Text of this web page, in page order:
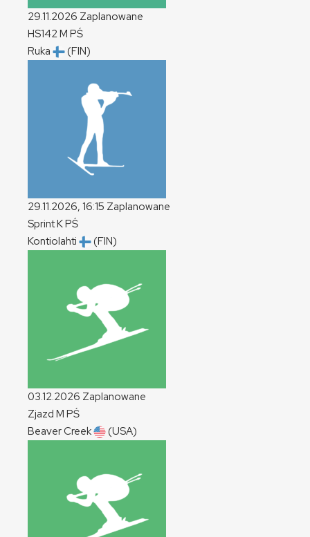
29.11.2026 Zaplanowane
HS142M PŚ
Ruka
(FIN)
29.11.2026, 16:15 Zaplanowane
SprintKPŚ
Kontiolahti
(FIN)
03.12.2026 Zaplanowane
Zjazd M PŚ
Beaver Creek
(USA)